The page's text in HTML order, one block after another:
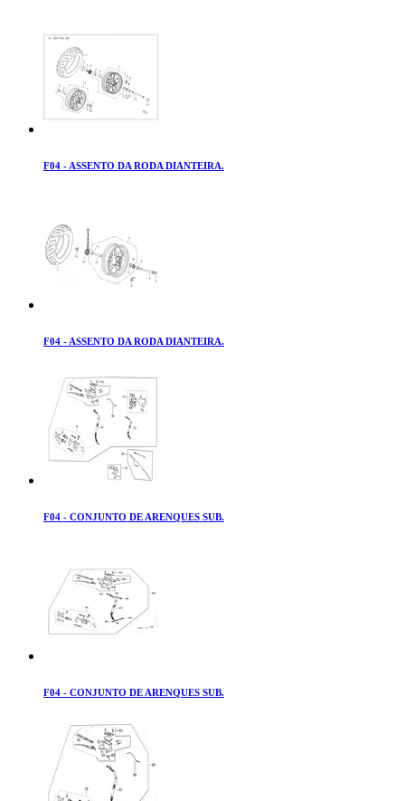
F04 - ASSENTO DA RODA DIANTEIRA.
F04 - ASSENTO DA RODA DIANTEIRA.
F04 - CONJUNTO DE ARENQUES SUB.
F04 - CONJUNTO DE ARENQUES SUB.